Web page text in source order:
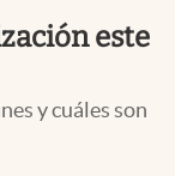
este
y cuáles son